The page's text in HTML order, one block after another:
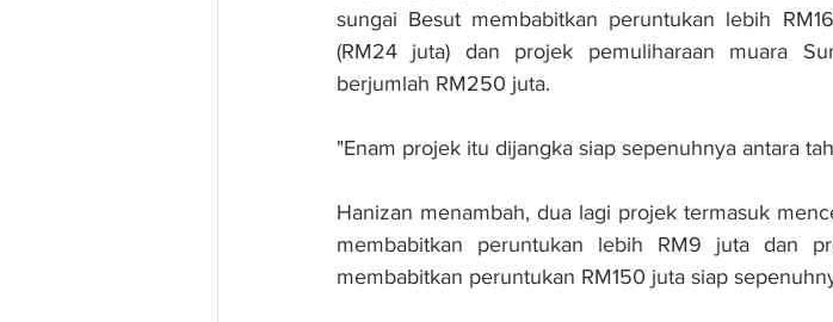
sungai Besut membabitkan peruntukan lebih
(RM24 juta) dan projek pemuliharaan muara
berjumlah RM250 juta.
"Enam projek itu dijangka siap sepenuhnya antara
Hanizan menambah, dua lagi projek termasuk
membabitkan peruntukan lebih RM9 juta dan
membabitkan peruntukan RM150 juta siap